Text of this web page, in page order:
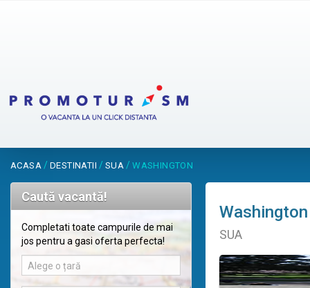
ACASA / DESTINATII / SUA /WASHINGTON
Caută vacantă!
Completati toate campurile de mai
jos pentru a gasi oferta perfecta!
Alege o țară
Washington
SUA